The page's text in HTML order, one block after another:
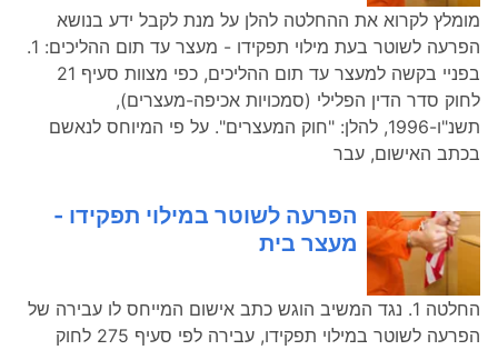
מומלץ לקרוא את ההחלטה להלן על מנת לקבל ידע בנושא
הפרעה לשוטר בעת מילוי תפקידו - מעצר עד תום ההליכים: 1.
בפניי בקשה למעצר עד תום ההליכים, כפי מצוות סעיף 21
לחוק סדר הדין הפלילי (סמכויות אכיפה-מעצרים),
תשנ"ו-1996, להלן: "חוק המעצרים". על פי המיוחס לנאשם
בכתב האישום, עבר
הפרעה לשוטר במילוי תפקידו -
מעצר בית
החלטה 1. נגד המשיב הוגש כתב אישום המייחס לו עבירה של
הפרעה לשוטר במילוי תפקידו, עבירה לפי סעיף 275 לחוק